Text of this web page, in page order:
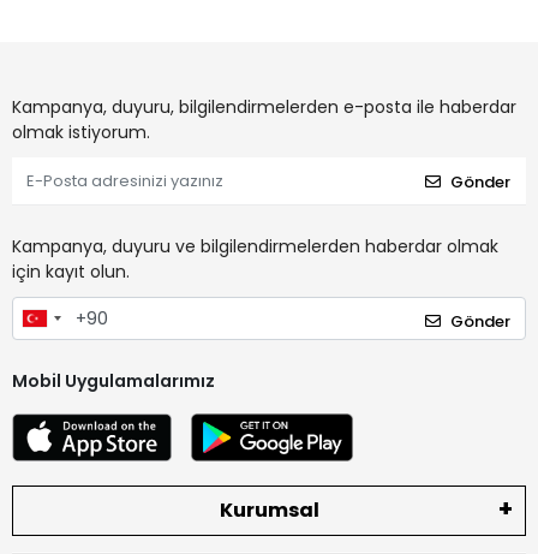
Kampanya, duyuru, bilgilendirmelerden e-posta ile haberdar
olmak istiyorum.
Gönder
Kampanya, duyuru ve bilgilendirmelerden haberdar olmak
için kayıt olun.
Gönder
Mobil Uygulamalarımız
Kurumsal